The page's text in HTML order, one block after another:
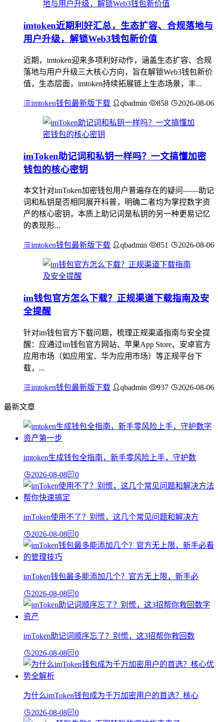
imtoken近期利好汇总，生态扩容、合规落地与
用户升级，解锁Web3钱包新价值
近期，imtoken迎来多项利好动作，涵盖生态扩容、合规
落地与用户升级三大核心方向，旨在解锁Web3钱包新价
值，生态层面，imtoken持续拓展链上生态场景，丰...
imtoken钱包最新版下载 qbadmin 858 2026-08-06
imToken助记词和私钥一样吗？一文搞懂加密
钱包的核心密钥
本文针对imToken加密钱包用户普遍存在的疑问——助记
词和私钥是否相同展开科普，明确二者均为掌控数字资
产的核心密钥，本质上助记词是私钥的另一种更易记忆
的表现形...
imtoken钱包最新版下载 qbadmin 851 2026-08-06
im钱包官方怎么下载？正规渠道下载指南及安
全提醒
针对im钱包官方下载问题，梳理正规渠道指南与安全提
醒：应通过im钱包官方网站、苹果App Store、安卓官方
应用市场（如应用宝、华为应用市场）等正规平台下
载，...
imtoken钱包最新版下载 qbadmin 937 2026-08-06
最新文章
imtoken生成钱包全指南，新手零风险上手，守护数
2026-08-08 0
imToken使用不了？别慌，这几个常见问题和解决方
2026-08-08 0
imToken钱包最多能添加几个？官方无上限，新手必
2026-08-08 0
imToken助记词顺序忘了？别慌，这3招帮你救回数
2026-08-08 0
为什么imToken钱包成为千万加密用户的首选？核心
2026-08-08 0